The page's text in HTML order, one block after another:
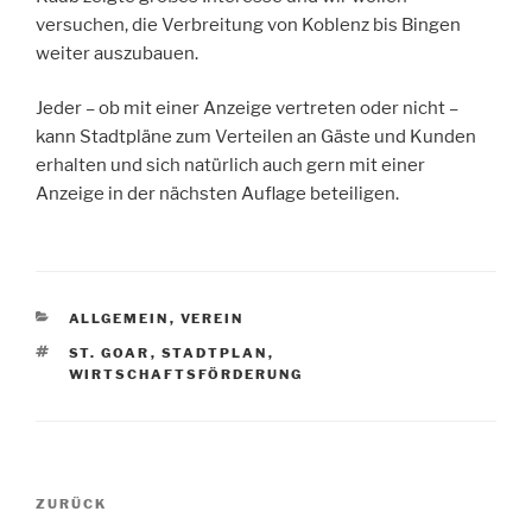
versuchen, die Verbreitung von Koblenz bis Bingen
weiter auszubauen.
Jeder – ob mit einer Anzeige vertreten oder nicht –
kann Stadtpläne zum Verteilen an Gäste und Kunden
erhalten und sich natürlich auch gern mit einer
Anzeige in der nächsten Auflage beteiligen.
KATEGORIEN
ALLGEMEIN , VEREIN
SCHLAGWÖRTER
ST. GOAR , STADTPLAN ,
WIRTSCHAFTSFÖRDERUNG
Beitragsnavigation
Vorheriger
ZURÜCK